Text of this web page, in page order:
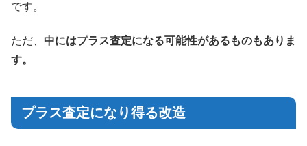
です。
ただ、 中にはプラス査定になる可能性があるものもありま
す。
プラス査定になり得る改造